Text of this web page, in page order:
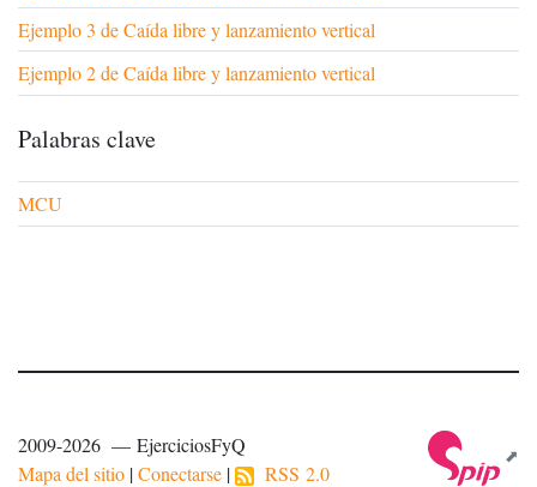
Ejemplo 3 de Caída libre y lanzamiento vertical
Ejemplo 2 de Caída libre y lanzamiento vertical
Palabras clave
MCU
2009-2026 — EjerciciosFyQ
Mapa del sitio |Conectarse | RSS 2.0